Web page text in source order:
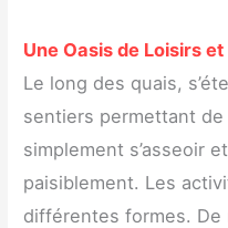
Une Oasis de Loisirs et
Le long des quais,
sentiers permettant
simplement s’asseoir
paisiblement. Les
différentes formes. De